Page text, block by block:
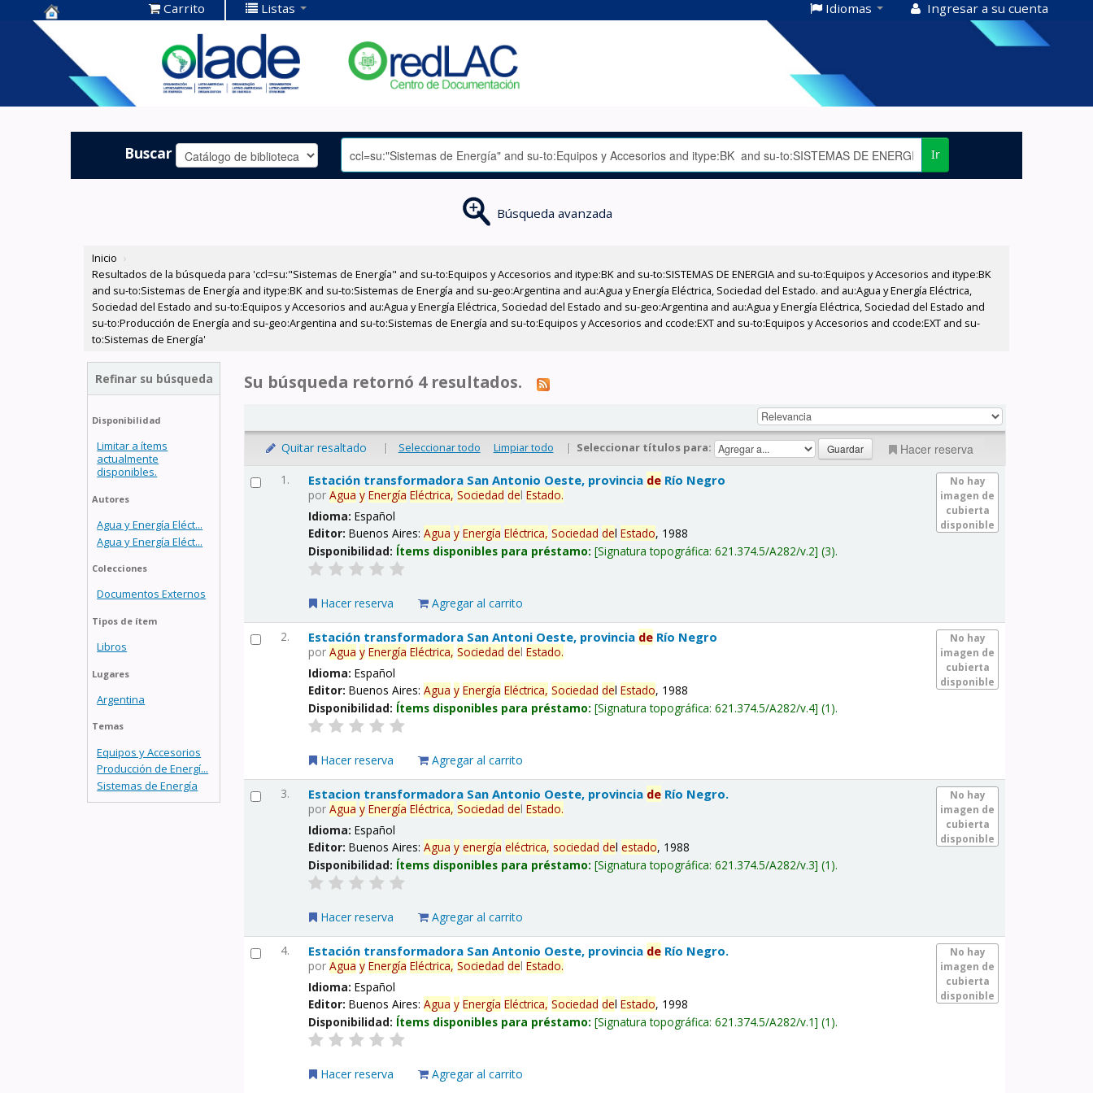
Centro de
Documentación
OLADE -
Carrito Listas Idiomas Ingresar a su cuenta
Buscar Ir
Búsqueda avanzada
Inicio ›
Resultados de la búsqueda para 'ccl=su:"Sistemas de Energía" and su-to:Equipos y Accesorios and itype:BK and su-to:SISTEMAS DE ENERGIA and su-to:Equipos y Accesorios and itype:BK
and su-to:Sistemas de Energía and itype:BK and su-to:Sistemas de Energía and su-geo:Argentina and au:Agua y Energía Eléctrica, Sociedad del Estado. and au:Agua y Energía Eléctrica,
Sociedad del Estado and su-to:Equipos y Accesorios and au:Agua y Energía Eléctrica, Sociedad del Estado and su-geo:Argentina and au:Agua y Energía Eléctrica, Sociedad del Estado and
su-to:Producción de Energía and su-geo:Argentina and su-to:Sistemas de Energía and su-to:Equipos y Accesorios and ccode:EXT and su-to:Equipos y Accesorios and ccode:EXT and su-
to:Sistemas de Energía'
Refinar su búsqueda
Disponibilidad
Limitar a ítems
actualmente
disponibles.
Autores
Agua y Energía Eléct...
Agua y Energía Eléct...
Colecciones
Documentos Externos
Tipos de ítem
Libros
Lugares
Argentina
Temas
Equipos y Accesorios
Producción de Energí...
Sistemas de Energía
Su búsqueda retornó 4 resultados.
Quitar resaltado | Seleccionar todo Limpiar todo | Seleccionar títulos para: Hacer reserva
1.
No hay
imagen de
cubierta
disponible
Estación transformadora San Antonio Oeste, provincia de Río Negro
porAgua y Energía Eléctrica, Sociedad delEstado.
Idioma:Español
Editor:Buenos Aires:Agua y Energía Eléctrica, Sociedad delEstado, 1988
Disponibilidad: Ítems disponibles para préstamo: Signatura topográfica:621.374.5/A282/v.2 (3).
Hacer reserva Agregar al carrito
2.
No hay
imagen de
cubierta
disponible
Estación transformadora San Antoni Oeste, provincia de Río Negro
porAgua y Energía Eléctrica, Sociedad delEstado.
Idioma:Español
Editor:Buenos Aires:Agua y Energía Eléctrica, Sociedad delEstado, 1988
Disponibilidad: Ítems disponibles para préstamo: Signatura topográfica:621.374.5/A282/v.4 (1).
Hacer reserva Agregar al carrito
3.
No hay
imagen de
cubierta
disponible
Estacion transformadora San Antonio Oeste, provincia de Río Negro.
porAgua y Energía Eléctrica, Sociedad delEstado.
Idioma:Español
Editor:Buenos Aires:Agua y energía eléctrica, sociedad delestado, 1988
Disponibilidad: Ítems disponibles para préstamo: Signatura topográfica:621.374.5/A282/v.3 (1).
Hacer reserva Agregar al carrito
4.
No hay
imagen de
cubierta
disponible
Estación transformadora San Antonio Oeste, provincia de Río Negro.
porAgua y Energía Eléctrica, Sociedad delEstado.
Idioma:Español
Editor:Buenos Aires:Agua y Energía Eléctrica, Sociedad delEstado, 1998
Disponibilidad: Ítems disponibles para préstamo: Signatura topográfica:621.374.5/A282/v.1 (1).
Hacer reserva Agregar al carrito